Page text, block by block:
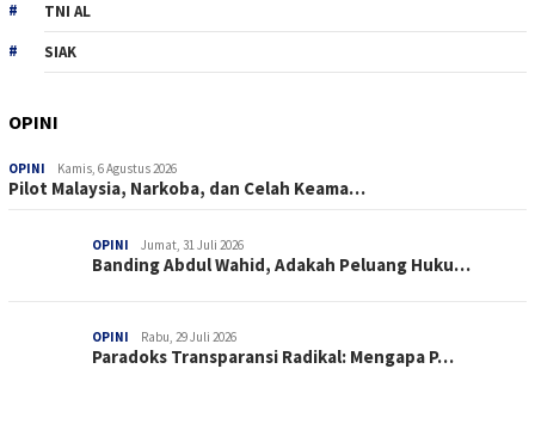
TNI AL
SIAK
OPINI
OPINI Kamis, 6 Agustus 2026
Pilot Malaysia, Narkoba, dan Celah Keama…
OPINI Jumat, 31 Juli 2026
Banding Abdul Wahid, Adakah Peluang Huku…
OPINI Rabu, 29 Juli 2026
Paradoks Transparansi Radikal: Mengapa P…